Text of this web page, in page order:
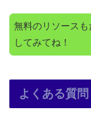
無料のリソース
してみてね！
よくある質問